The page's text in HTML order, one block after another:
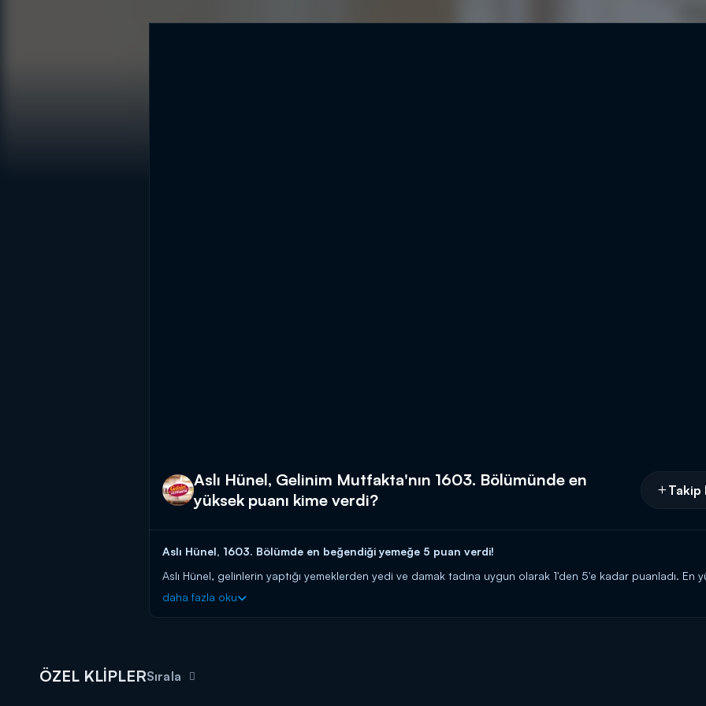
Aslı Hünel, Gelinim Mutfakta'nın 1603. Bölümünde en
yüksek puanı kime verdi?
Takip
Aslı Hünel, 1603. Bölümde en beğendiği yemeğe 5 puan verdi!
Aslı Hünel, gelinlerin yaptığı yemeklerden yedi ve damak tadına uygun olarak 1'den 5'e kadar puanladı. En
Gelinler yarışıyor, kayınvalideler puanlıyor! Hangi yemek, hangi gelinin? Kimse bilmiyor! Bu yarışmada
başlayın!
daha fazla oku
ÖZEL KLİPLERSırala